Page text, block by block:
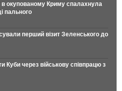
в окупованому Криму спалахнула
пального
перший візит Зеленського до
Куби через військову співпрацю з